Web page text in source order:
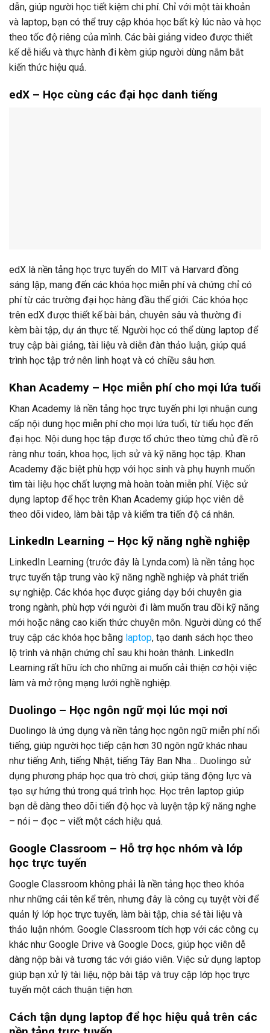
dẫn, giúp người học tiết kiệm chi phí. Chỉ với một tài khoản
và laptop, bạn có thể truy cập khóa học bất kỳ lúc nào và học
theo tốc độ riêng của mình. Các bài giảng video được thiết
kế dễ hiểu và thực hành đi kèm giúp người dùng nắm bắt
kiến thức hiệu quả.
edX – Học cùng các đại học danh tiếng
edX là nền tảng học trực tuyến do MIT và Harvard đồng
sáng lập, mang đến các khóa học miễn phí và chứng chỉ có
phí từ các trường đại học hàng đầu thế giới. Các khóa học
trên edX được thiết kế bài bản, chuyên sâu và thường đi
kèm bài tập, dự án thực tế. Người học có thể dùng laptop để
truy cập bài giảng, tài liệu và diễn đàn thảo luận, giúp quá
trình học tập trở nên linh hoạt và có chiều sâu hơn.
Khan Academy – Học miễn phí cho mọi lứa tuổi
Khan Academy là nền tảng học trực tuyến phi lợi nhuận cung
cấp nội dung học miễn phí cho mọi lứa tuổi, từ tiểu học đến
đại học. Nội dung học tập được tổ chức theo từng chủ đề rõ
ràng như toán, khoa học, lịch sử và kỹ năng học tập. Khan
Academy đặc biệt phù hợp với học sinh và phụ huynh muốn
tìm tài liệu học chất lượng mà hoàn toàn miễn phí. Việc sử
dụng laptop để học trên Khan Academy giúp học viên dễ
theo dõi video, làm bài tập và kiểm tra tiến độ cá nhân.
LinkedIn Learning – Học kỹ năng nghề nghiệp
LinkedIn Learning (trước đây là Lynda.com) là nền tảng học
trực tuyến tập trung vào kỹ năng nghề nghiệp và phát triển
sự nghiệp. Các khóa học được giảng dạy bởi chuyên gia
trong ngành, phù hợp với người đi làm muốn trau dồi kỹ năng
mới hoặc nâng cao kiến thức chuyên môn. Người dùng có thể
truy cập các khóa học bằng laptop, tạo danh sách học theo
lộ trình và nhận chứng chỉ sau khi hoàn thành. LinkedIn
Learning rất hữu ích cho những ai muốn cải thiện cơ hội việc
làm và mở rộng mạng lưới nghề nghiệp.
Duolingo – Học ngôn ngữ mọi lúc mọi nơi
Duolingo là ứng dụng và nền tảng học ngôn ngữ miễn phí nổi
tiếng, giúp người học tiếp cận hơn 30 ngôn ngữ khác nhau
như tiếng Anh, tiếng Nhật, tiếng Tây Ban Nha… Duolingo sử
dụng phương pháp học qua trò chơi, giúp tăng động lực và
tạo sự hứng thú trong quá trình học. Học trên laptop giúp
bạn dễ dàng theo dõi tiến độ học và luyện tập kỹ năng nghe
– nói – đọc – viết một cách hiệu quả.
Google Classroom – Hỗ trợ học nhóm và lớp
học trực tuyến
Google Classroom không phải là nền tảng học theo khóa
như những cái tên kể trên, nhưng đây là công cụ tuyệt vời để
quản lý lớp học trực tuyến, làm bài tập, chia sẻ tài liệu và
thảo luận nhóm. Google Classroom tích hợp với các công cụ
khác như Google Drive và Google Docs, giúp học viên dễ
dàng nộp bài và tương tác với giáo viên. Việc sử dụng laptop
giúp bạn xử lý tài liệu, nộp bài tập và truy cập lớp học trực
tuyến một cách thuận tiện hơn.
Cách tận dụng laptop để học hiệu quả trên các